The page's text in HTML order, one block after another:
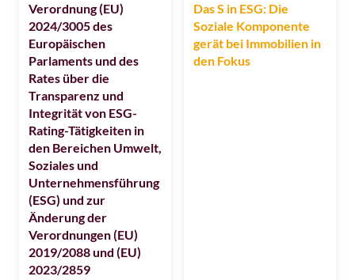
Verordnung (EU)
2024/3005 des
Europäischen
Parlaments und des
Rates über die
Transparenz und
Integrität von ESG-
Rating-Tätigkeiten in
den Bereichen Umwelt,
Soziales und
Unternehmensführung
(ESG) und zur
Änderung der
Verordnungen (EU)
2019/2088 und (EU)
2023/2859
Das S in ESG: Die
Soziale Komponente
gerät bei Immobilien in
den Fokus